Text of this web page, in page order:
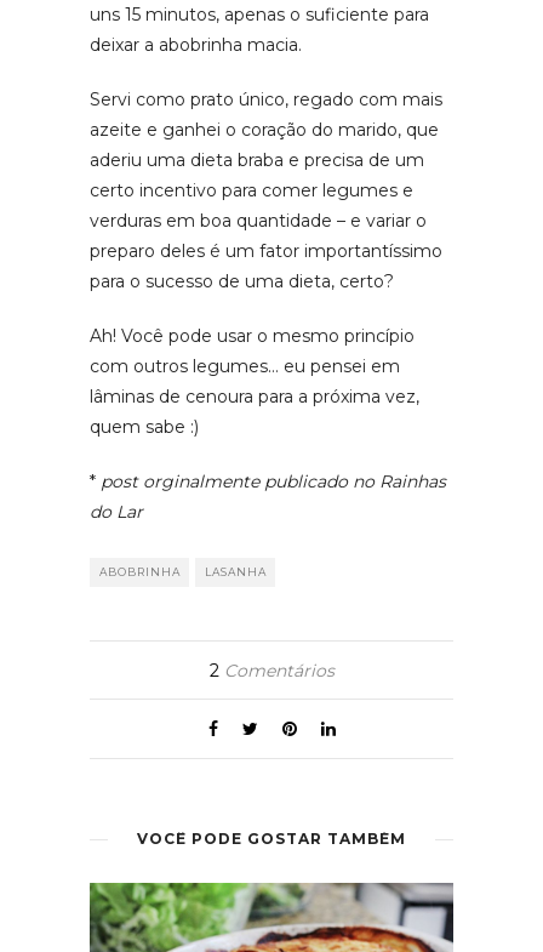
uns 15 minutos, apenas o suficiente para
deixar a abobrinha macia.
Servi como prato único, regado com mais
azeite e ganhei o coração do marido, que
aderiu uma dieta braba e precisa de um
certo incentivo para comer legumes e
verduras em boa quantidade – e variar o
preparo deles é um fator importantíssimo
para o sucesso de uma dieta, certo?
Ah! Você pode usar o mesmo princípio
com outros legumes… eu pensei em
lâminas de cenoura para a próxima vez,
quem sabe :)
* post orginalmente publicado no Rainhas
do Lar
ABOBRINHA LASANHA
2 Comentários
VOCÊ PODE GOSTAR TAMBÉM